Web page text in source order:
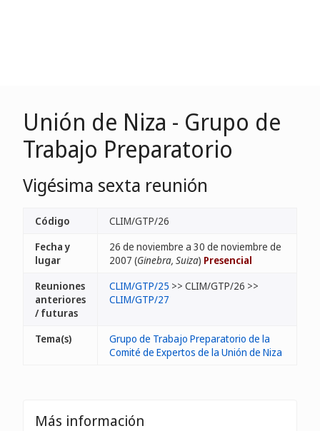
Unión de Niza - Grupo de
Trabajo Preparatorio
Vigésima sexta reunión
Código
CLIM/GTP/26
Fecha y
lugar
26 de noviembre a 30 de noviembre de
2007 (Ginebra, Suiza) Presencial
Reuniones
anteriores
/ futuras
CLIM/GTP/25 >> CLIM/GTP/26 >>
CLIM/GTP/27
Tema(s)
Grupo de Trabajo Preparatorio de la
Comité de Expertos de la Unión de Niza
Más información